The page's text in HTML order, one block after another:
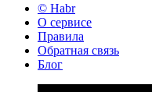
© Habr
О сервисе
Правила
Обратная связь
Блог